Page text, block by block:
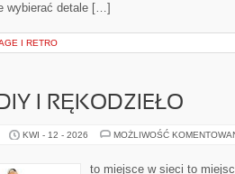
wybierać detale […]
I RETRO
I RĘKODZIEŁO
KWI - 12 - 2026 MOŻLIWOŚĆ
to miejsce w sieci to